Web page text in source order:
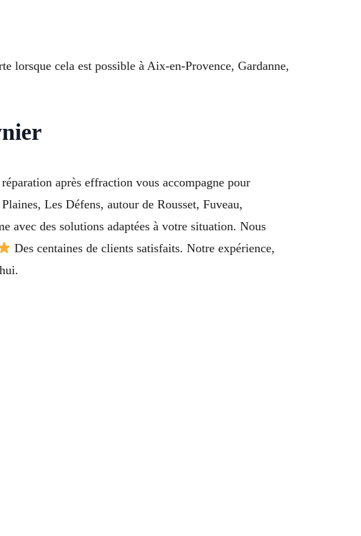
lorsque cela est possible à Aix-en-Provence, Gardanne,
après effraction vous accompagne pour
Les Défens, autour de Rousset, Fuveau,
avec des solutions adaptées à votre situation. Nous
Des centaines de clients satisfaits. Notre expérience,